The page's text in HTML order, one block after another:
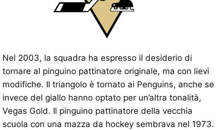
Nel 2003, la squadra ha espresso il desiderio di
tornare al pinguino pattinatore originale, ma con lievi
modifiche. Il triangolo è tornato ai Penguins, anche se
invece del giallo hanno optato per un’altra tonalità,
Vegas Gold. Il pinguino pattinatore della vecchia
scuola con una mazza da hockey sembrava nel 1973.